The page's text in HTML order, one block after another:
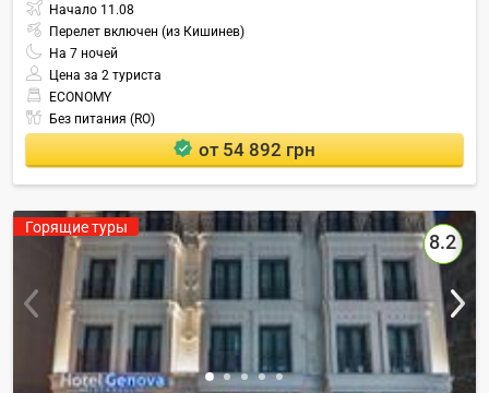
Начало 11.08
Перелет включен (из Кишинев)
На 7 ночей
Цена за 2 туриста
ECONOMY
Без питания (RO)
от 54 892 грн
Горящие туры
8.2